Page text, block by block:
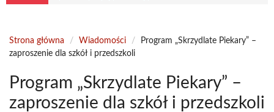
Strona główna / Wiadomości /
Program „Skrzydlate Piekary” –
zaproszenie dla szkół i przedszkoli
Program „Skrzydlate Piekary” –
zaproszenie dla szkół i przedszkoli